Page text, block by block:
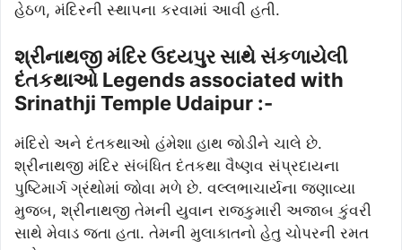
હેઠળ, મંદિરની સ્થાપના કરવામાં આવી હતી.
શ્રીનાથજી મંદિર ઉદયપુર સાથે સંકળાયેલી
દંતકથાઓ Legends associated with
Srinathji Temple Udaipur :-
મંદિરો અને દંતકથાઓ હંમેશા હાથ જોડીને ચાલે છે.
શ્રીનાથજી મંદિર સંબંધિત દંતકથા વૈષ્ણવ સંપ્રદાયના
પુષ્ટિમાર્ગ ગ્રંથોમાં જોવા મળે છે. વલ્લભાચાર્યના જણાવ્યા
મુજબ, શ્રીનાથજી તેમની યુવાન રાજકુમારી અજાબ કુંવરી
સાથે મેવાડ જતા હતા. તેમની મુલાકાતનો હેતુ ચોપરની રમત